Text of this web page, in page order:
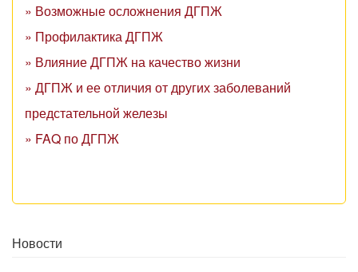
» Возможные осложнения ДГПЖ
» Профилактика ДГПЖ
» Влияние ДГПЖ на качество жизни
» ДГПЖ и ее отличия от других заболеваний
предстательной железы
» FAQ по ДГПЖ
Новости